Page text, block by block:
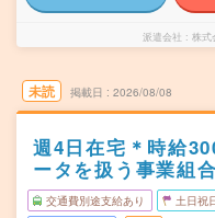
派遣会社 株式
未読 掲載日 2026/08/08
週4日在宅＊時給
ータを扱う事業組
交通費別途支給あり 土日祝